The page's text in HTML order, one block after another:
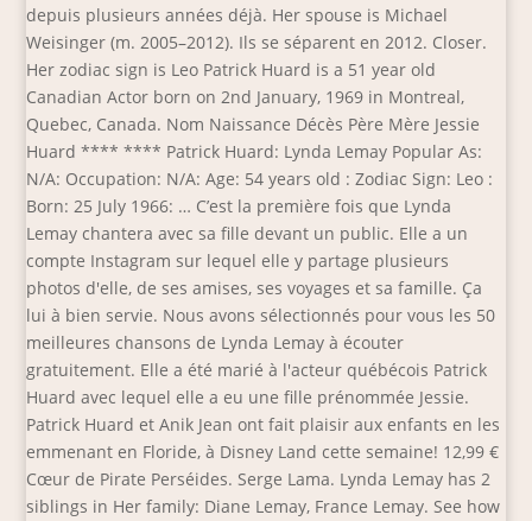
depuis plusieurs années déjà. Her spouse is Michael
Weisinger (m. 2005–2012). Ils se séparent en 2012. Closer.
Her zodiac sign is Leo Patrick Huard is a 51 year old
Canadian Actor born on 2nd January, 1969 in Montreal,
Quebec, Canada. Nom Naissance Décès Père Mère Jessie
Huard **** **** Patrick Huard: Lynda Lemay Popular As:
N/A: Occupation: N/A: Age: 54 years old : Zodiac Sign: Leo :
Born: 25 July 1966: … C’est la première fois que Lynda
Lemay chantera avec sa fille devant un public. Elle a un
compte Instagram sur lequel elle y partage plusieurs
photos d'elle, de ses amises, ses voyages et sa famille. Ça
lui à bien servie. Nous avons sélectionnés pour vous les 50
meilleures chansons de Lynda Lemay à écouter
gratuitement. Elle a été marié à l'acteur québécois Patrick
Huard avec lequel elle a eu une fille prénommée Jessie.
Patrick Huard et Anik Jean ont fait plaisir aux enfants en les
emmenant en Floride, à Disney Land cette semaine! 12,99 €
Cœur de Pirate Perséides. Serge Lama. Lynda Lemay has 2
siblings in Her family: Diane Lemay, France Lemay. See how